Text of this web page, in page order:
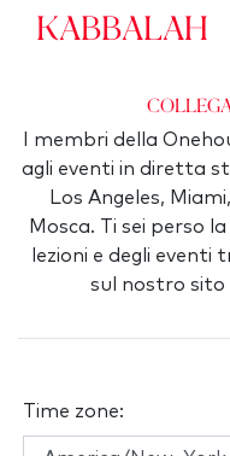
Kabbalah
I membri della
agli eventi in diretta
Los Angeles,
Mosca. Ti sei perso
lezioni e degli
sul nostro
Time zone: